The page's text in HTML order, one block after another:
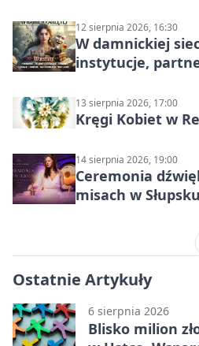
12 sierpnia 2026, 16:30
W damnickiej
instytucje,
13 sierpnia 2026, 17:00
Kręgi Kobiet w
14 sierpnia 2026, 19:00
Ceremonia
misach w Słupsku
Ostatnie Artykuły
6 sierpnia 2026
Blisko milion